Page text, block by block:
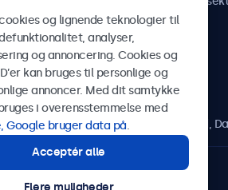
27-29, unit A, 2620 Albertslund,
og lignende teknologier til
analyser,
og annoncering. Cookies og
kan bruges til personlige og
annoncer. Med dit samtykke
i overensstemmelse med
Google bruger data på.
Acceptér alle
Flere muligheder